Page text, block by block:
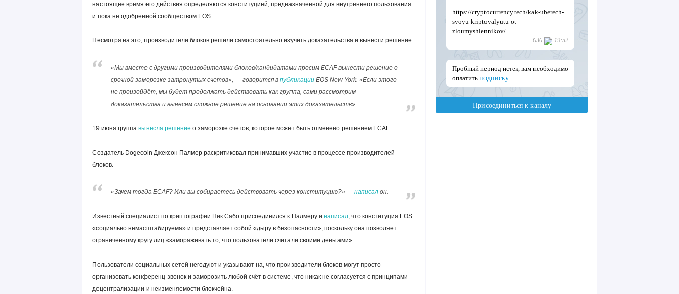
настоящее время его действия определяются конституцией, предназначенной для внутреннего пользования
и пока не одобренной сообществом EOS.
Несмотря на это, производители блоков решили самостоятельно изучить доказательства и вынести решение.
«Мы вместе с другими производителями блоков/кандидатами просим ECAF вынести решение о
срочной заморозке затронутых счетов», — говорится в публикацииEOS New York. «Если этого
не произойдёт, мы будет продолжать действовать как группа, сами рассмотрим
доказательства и вынесем сложное решение на основании этих доказательств».
19 июня группа вынесла решение о заморозке счетов, которое может быть отменено решением ECAF.
Создатель Dogecoin Джексон Палмер раскритиковал принимавших участие в процессе производителей
блоков.
«Зачем тогда ECAF? Или вы собираетесь действовать через конституцию?» — написалон.
Известный специалист по криптографии Ник Сабо присоединился к Палмеру и написал, что конституция EOS
«социально немасштабируема» и представляет собой «дыру в безопасности», поскольку она позволяет
ограниченному кругу лиц «замораживать то, что пользователи считали своими деньгами».
Пользователи социальных сетей негодуют и указывают на, что производители блоков могут просто
организовать конференц-звонок и заморозить любой счёт в системе, что никак не согласуется с принципами
децентрализации и неизменяемости блокчейна.